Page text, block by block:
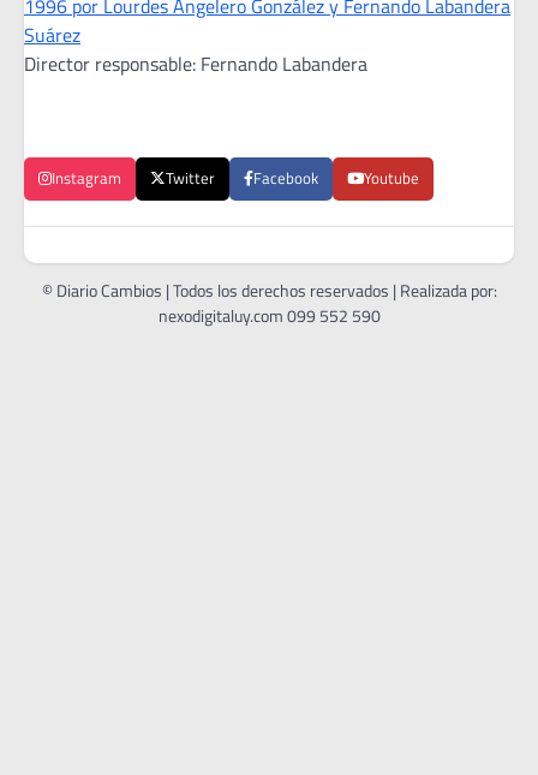
1996 por Lourdes Angelero González y Fernando Labandera
Suárez
Director responsable: Fernando Labandera
Instagram Twitter Facebook Youtube